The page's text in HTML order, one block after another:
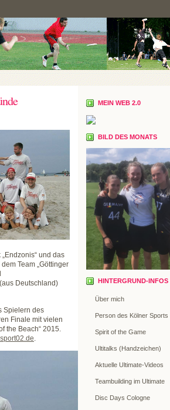
und das
Team „Göttinger
Deutschland)
Spielern des
Finale mit vielen
the Beach“ 2015.
MEIN WEB 2.0
BILD DES MONATS
HINTERGRUND-INFOS
Über mich
Person des Kölner Sports
Spirit of the Game
Ultitalks (Handzeichen)
Aktuelle Ultimate-Videos
Teambuilding im Ultimate
Disc Days Cologne